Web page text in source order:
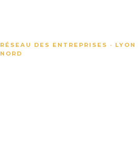
RÉSEAU DES ENTREPRISES · LYON
NORD